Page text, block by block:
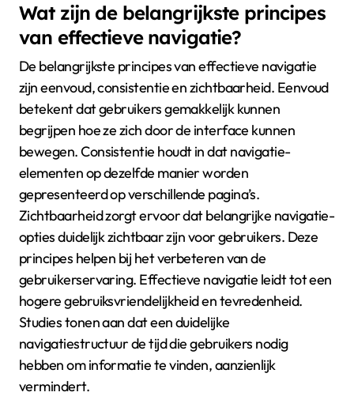
Wat zijn de belangrijkste principes
van effectieve navigatie?
De belangrijkste principes van effectieve navigatie
zijn eenvoud, consistentie en zichtbaarheid. Eenvoud
betekent dat gebruikers gemakkelijk kunnen
begrijpen hoe ze zich door de interface kunnen
bewegen. Consistentie houdt in dat navigatie-
elementen op dezelfde manier worden
gepresenteerd op verschillende pagina’s.
Zichtbaarheid zorgt ervoor dat belangrijke navigatie-
opties duidelijk zichtbaar zijn voor gebruikers. Deze
principes helpen bij het verbeteren van de
gebruikerservaring. Effectieve navigatie leidt tot een
hogere gebruiksvriendelijkheid en tevredenheid.
Studies tonen aan dat een duidelijke
navigatiestructuur de tijd die gebruikers nodig
hebben om informatie te vinden, aanzienlijk
vermindert.